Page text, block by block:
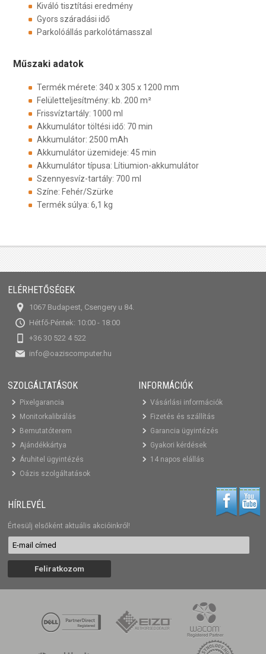
Kiváló tisztítási eredmény
Gyors száradási idő
Parkolóállás parkolótámasszal
Műszaki adatok
Termék mérete: 340 x 305 x 1200 mm
Felületteljesítmény: kb. 200 m²
Frissvíztartály: 1000 ml
Akkumulátor töltési idő: 70 min
Akkumulátor: 2500 mAh
Akkumulátor üzemideje: 45 min
Akkumulátor típusa: Lítiumion-akkumulátor
Szennyesvíz-tartály: 700 ml
Színe: Fehér/Szürke
Termék súlya: 6,1 kg
ELÉRHETŐSÉGEK
1067 Budapest, Csengery u 84.
Hétfő-Péntek: 10:00 - 18:00
+36 30 522 4 522
info@oaziscomputer.hu
SZOLGÁLTATÁSOK
Pixelgarancia
Monitorkalibrálás
Bemutatóterem
Ajándékkártya
Áruhitel ügyintézés
Oázis szolgáltatások
INFORMÁCIÓK
Vásárlási információk
Fizetés és szállítás
Garancia ügyintézés
Gyakori kérdések
14 napos elállás
HÍRLEVÉL
Értesülj elsőként aktuális akcióinkról!